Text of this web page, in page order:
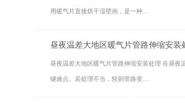
用暖气片直接烘干湿壁画，是一种…
昼夜温差大地区暖气片管路伸缩安装
昼夜温差大地区暖气片管路伸缩安装处理 在昼
键难点。若处理不当，轻则管路变…